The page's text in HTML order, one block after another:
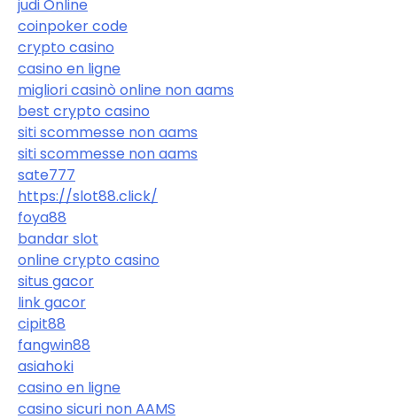
judi Online
coinpoker code
crypto casino
casino en ligne
migliori casinò online non aams
best crypto casino
siti scommesse non aams
siti scommesse non aams
sate777
https://slot88.click/
foya88
bandar slot
online crypto casino
situs gacor
link gacor
cipit88
fangwin88
asiahoki
casino en ligne
casino sicuri non AAMS